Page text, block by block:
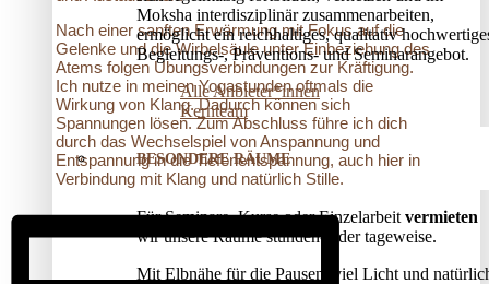
Moksha interdisziplinär zusammenarbeiten,
ermöglicht ein reichhaltiges, qualitativ
Begleitungs-, Präventions­- und Seminarangebot.
Alle Anbieter*innen
Kernteam
BESONDERE RÄUME
Für Seminare, Kurse oder Einzelarbeit vermieten
wir unsere Räume stunden- oder tageweise.
Mit Elbnähe für die Pausen, viel Licht und
Nach einer sanften Erwärmung mit Fokus auf die
Gelenke und die Wirbelsäule unter Einbeziehung des
Atems folgen Übungsverbindungen zur Kräftigung.
Ich nutze in meinen Yogastunden oftmals die
Wirkung von Klang. Dadurch können sich
Spannungen lösen. Zum Abschluss führe ich dich
durch das Wechselspiel von Anspannung und
Entspannung in die Tiefenentspannung, auch hier in
Verbindung mit Klang und natürlich Stille.